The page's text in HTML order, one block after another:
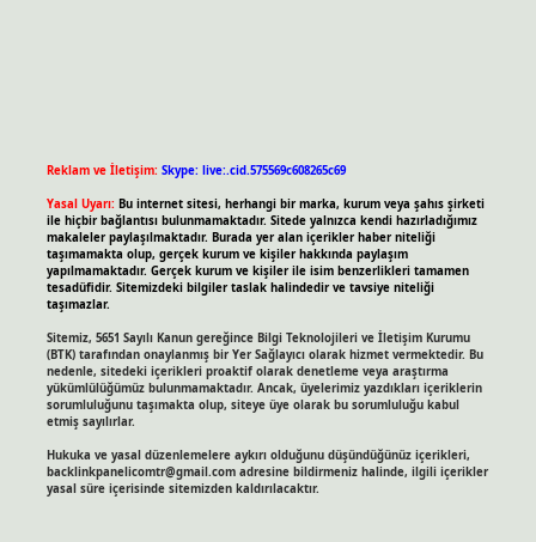
Reklam ve İletişim: Skype: live:.cid.575569c608265c69
Yasal Uyarı: Bu internet sitesi, herhangi bir marka, kurum veya şahıs şirketi
ile hiçbir bağlantısı bulunmamaktadır. Sitede yalnızca kendi hazırladığımız
makaleler paylaşılmaktadır. Burada yer alan içerikler haber niteliği
taşımamakta olup, gerçek kurum ve kişiler hakkında paylaşım
yapılmamaktadır. Gerçek kurum ve kişiler ile isim benzerlikleri tamamen
tesadüfidir. Sitemizdeki bilgiler taslak halindedir ve tavsiye niteliği
taşımazlar.
Sitemiz, 5651 Sayılı Kanun gereğince Bilgi Teknolojileri ve İletişim Kurumu
(BTK) tarafından onaylanmış bir Yer Sağlayıcı olarak hizmet vermektedir. Bu
nedenle, sitedeki içerikleri proaktif olarak denetleme veya araştırma
yükümlülüğümüz bulunmamaktadır. Ancak, üyelerimiz yazdıkları içeriklerin
sorumluluğunu taşımakta olup, siteye üye olarak bu sorumluluğu kabul
etmiş sayılırlar.
Hukuka ve yasal düzenlemelere aykırı olduğunu düşündüğünüz içerikleri,
backlinkpanelicomtr@gmail.comadresine bildirmeniz halinde, ilgili içerikler
yasal süre içerisinde sitemizden kaldırılacaktır.